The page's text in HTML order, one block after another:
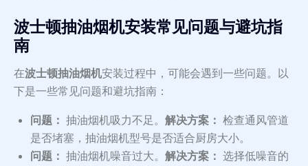
波士顿抽油烟机安装常见问题与避坑指
南
在波士顿抽油烟机安装过程中，可能会遇到一些问题。以
下是一些常见问题和避坑指南：
问题： 抽油烟机吸力不足。 解决方案： 检查通风管道
是否堵塞，抽油烟机型号是否适合厨房大小。
问题： 抽油烟机噪音过大。 解决方案： 选择低噪音的